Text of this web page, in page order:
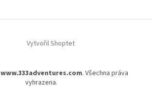
Vytvořil Shoptet
www.333adventures.com. Všechna práva
vyhrazena.